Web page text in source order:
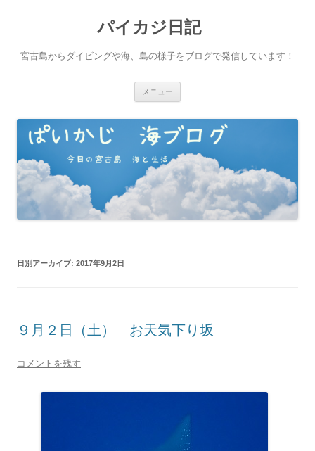
パイカジ日記
宮古島からダイビングや海、島の様子をブログで発信しています！
メニュー
ツ
へ
ス
キ
ッ
プ
日別アーカイブ: 2017年9月2日
９月２日（土） お天気下り坂
コメントを残す